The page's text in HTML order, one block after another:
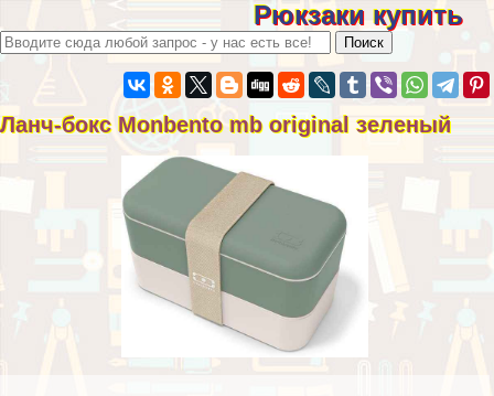
Рюкзаки купить
Ланч-бокс Monbento mb original зеленый